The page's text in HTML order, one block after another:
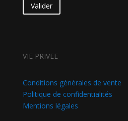
Valider
VIE PRIVEE
Conditions générales de vente
Politique de confidentialités
Mentions légales